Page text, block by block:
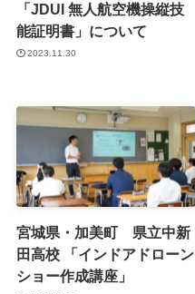
「JDUI 無人航空機操縦技
能証明書」について
2023.11.30
宮城県・加美町 県立中新
田高校 「インドアドローン
ショー作成講座」